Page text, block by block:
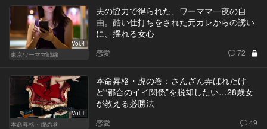
Vol.4
東京ワーママ戦線
夫の協力で得られた、ワーママ一夜の自
由。酷い仕打ちをされた元カレからの誘い
に、揺れる女心
恋愛 72
Vol.1
本命昇格・虎の巻
本命昇格・虎の巻：さんざん弄ばれたけ
ど“都合のイイ関係”を脱却したい…28歳女
が教える必勝法
恋愛 49